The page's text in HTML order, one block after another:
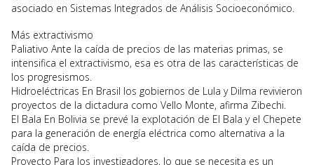
asociado en Sistemas Integrados de Análisis Socioeconómico.
Más extractivismo
Paliativo Ante la caída de precios de las materias primas, se
intensifica el extractivismo, esa es otra de las características de
los progresismos.
Hidroeléctricas En Brasil los gobiernos de Lula y Dilma revivieron
proyectos de la dictadura como Vello Monte, afirma Zibechi.
El Bala En Bolivia se prevé la explotación de El Bala y el Chepete
para la generación de energía eléctrica como alternativa a la
caída de precios.
Proyecto Para los investigadores, lo que se necesita es un